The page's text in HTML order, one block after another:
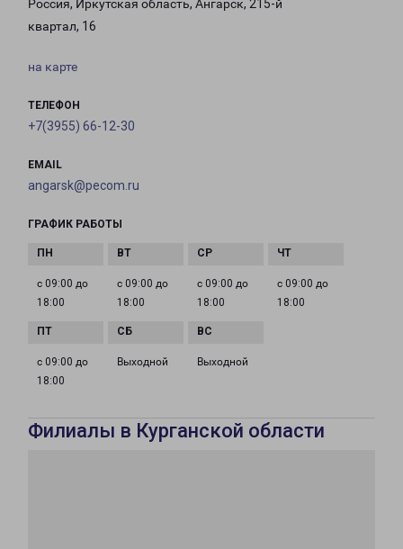
Россия, Иркутская область, Ангарск, 215-й
квартал, 16
на карте
ТЕЛЕФОН
+7(3955) 66-12-30
EMAIL
angarsk@pecom.ru
ГРАФИК РАБОТЫ
с 09:00 до
18:00
с 09:00 до
18:00
с 09:00 до
18:00
с 09:00 до
18:00
с 09:00 до
18:00
Выходной Выходной
Филиалы в Курганской области